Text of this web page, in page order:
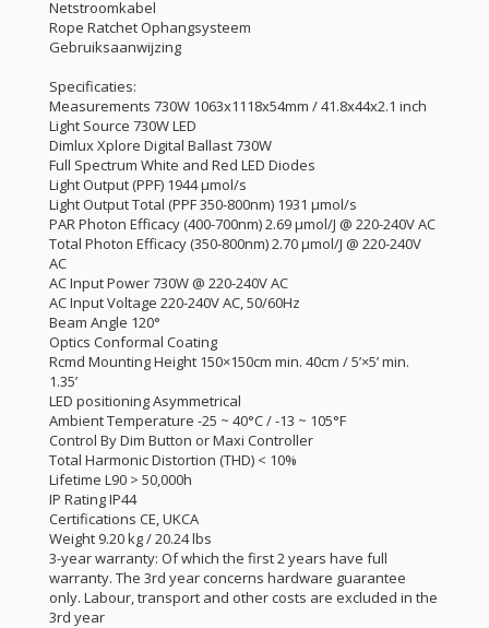
Netstroomkabel
Rope Ratchet Ophangsysteem
Gebruiksaanwijzing
Specificaties:
Measurements 730W 1063x1118x54mm / 41.8x44x2.1 inch
Light Source 730W LED
Dimlux Xplore Digital Ballast 730W
Full Spectrum White and Red LED Diodes
Light Output (PPF) 1944 μmol/s
Light Output Total (PPF 350-800nm) 1931 μmol/s
PAR Photon Efficacy (400-700nm) 2.69 μmol/J @ 220-240V AC
Total Photon Efficacy (350-800nm) 2.70 μmol/J @ 220-240V
AC
AC Input Power 730W @ 220-240V AC
AC Input Voltage 220-240V AC, 50/60Hz
Beam Angle 120°
Optics Conformal Coating
Rcmd Mounting Height 150×150cm min. 40cm / 5’×5’ min.
1.35’
LED positioning Asymmetrical
Ambient Temperature -25 ~ 40°C / -13 ~ 105°F
Control By Dim Button or Maxi Controller
Total Harmonic Distortion (THD) < 10%
Lifetime L90 > 50,000h
IP Rating IP44
Certifications CE, UKCA
Weight 9.20 kg / 20.24 lbs
3-year warranty: Of which the first 2 years have full
warranty. The 3rd year concerns hardware guarantee
only. Labour, transport and other costs are excluded in the
3rd year